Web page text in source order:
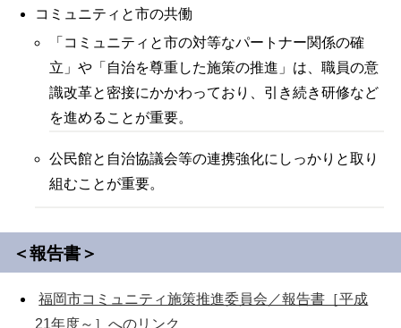
コミュニティと市の共働
「コミュニティと市の対等なパートナー関係の確
立」や「自治を尊重した施策の推進」は、職員の意
識改革と密接にかかわっており、引き続き研修など
を進めることが重要。
公民館と自治協議会等の連携強化にしっかりと取り
組むことが重要。
＜報告書＞
福岡市コミュニティ施策推進委員会／報告書［平成
21年度～］へのリンク